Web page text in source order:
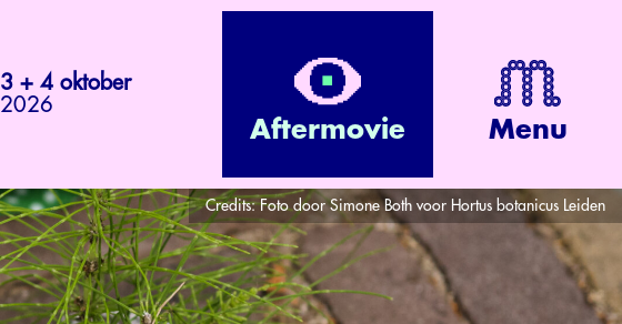
3 + 4 oktober
2026
Aftermovie Menu
Credits:Foto door Simone Both voor Hortus botanicus Leiden